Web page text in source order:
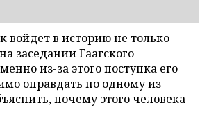
войдет в историю не только
заседании Гаагского
из-за этого поступка его
оправдать по одному из
почему этого человека